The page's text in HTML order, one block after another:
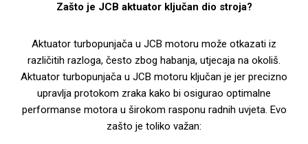
Zašto je JCB aktuator ključan dio stroja?
Aktuator turbopunjača u JCB motoru može otkazati iz
različitih razloga, često zbog habanja, utjecaja na okoliš.
Aktuator turbopunjača u JCB motoru ključan je jer precizno
upravlja protokom zraka kako bi osigurao optimalne
performanse motora u širokom rasponu radnih uvjeta. Evo
zašto je toliko važan: